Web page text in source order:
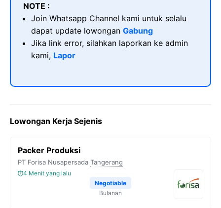
NOTE :
Join Whatsapp Channel kami untuk selalu
dapat update lowongan Gabung
Jika link error, silahkan laporkan ke admin
kami, Lapor
Lowongan Kerja Sejenis
Packer Produksi
PT Forisa Nusapersada Tangerang
4 Menit yang lalu
Negotiable
Bulanan